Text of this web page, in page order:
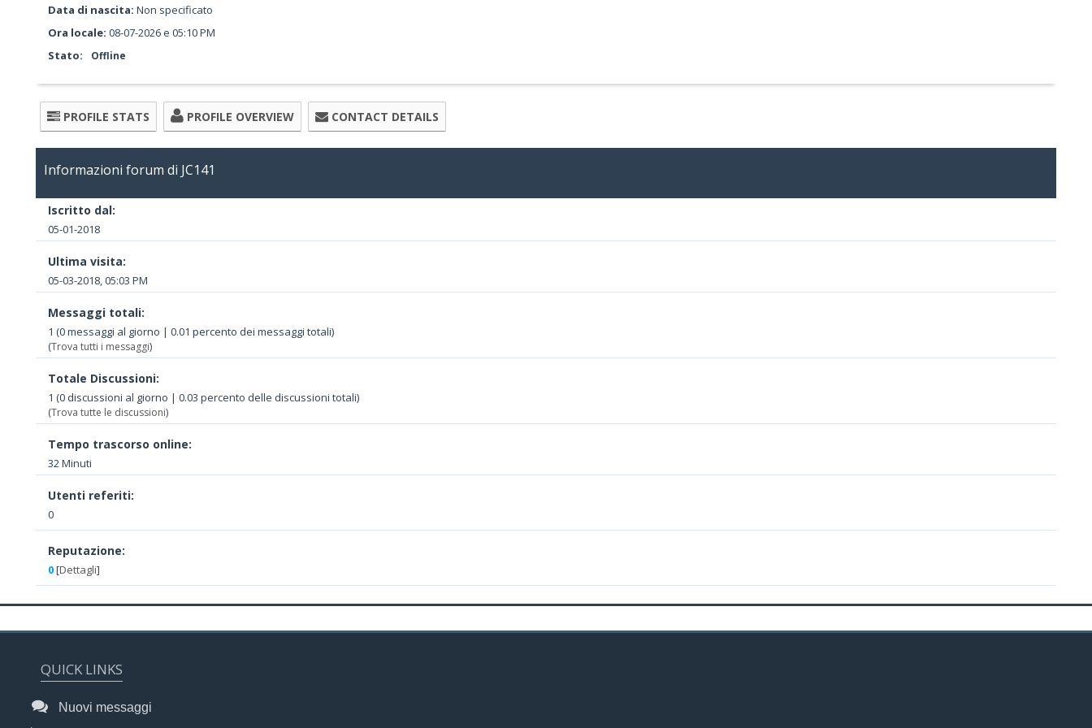
Data di nascita: Non specificato
Ora locale: 08-07-2026 e 05:10 PM
Stato:
Offline
PROFILE STATS PROFILE OVERVIEW CONTACT DETAILS
Informazioni forum di JC141
Iscritto dal:
05-01-2018
Ultima visita:
05-03-2018, 05:03 PM
Messaggi totali:
1 (0 messaggi al giorno | 0.01 percento dei messaggi totali)
(Trova tutti i messaggi)
Totale Discussioni:
1 (0 discussioni al giorno | 0.03 percento delle discussioni totali)
(Trova tutte le discussioni)
Tempo trascorso online:
32 Minuti
Utenti referiti:
0
Reputazione:
0[Dettagli]
QUICK LINKS
Nuovi messaggi